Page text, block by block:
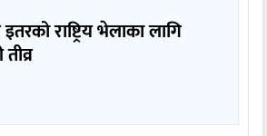
राष्ट्रिय भेलाका लागि